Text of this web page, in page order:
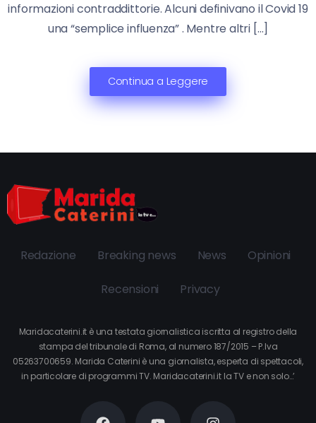
informazioni contraddittorie. Alcuni definivano il Covid 19
una “semplice influenza” . Mentre altri […]
Continua a Leggere
Redazione Breaking news News Opinioni
Recensioni Privacy
Maridacaterini.it è una testata giornalistica iscritta al registro della
stampa del tribunale di Roma, al numero 187/2015 – P.Iva
05263700659. Marida Caterini è una giornalista, esperta di spettacoli,
in particolare di programmi TV. Maridacaterini.it la TV e non solo…’